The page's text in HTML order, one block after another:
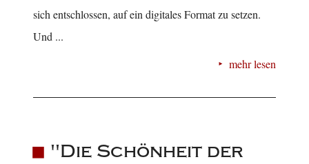
sich entschlossen, auf ein digitales Format zu setzen.
Und ...
mehr lesen
"Die Schönheit der